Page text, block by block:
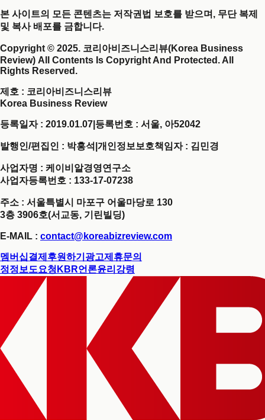
본 사이트의 모든 콘텐츠는 저작권법 보호를 받으며, 무단 복제
및 복사 배포를 금합니다.
Copyright © 2025. 코리아비즈니스리뷰(Korea Business
Review) All Contents Is Copyright And Protected. All
Rights Reserved.
제호 : 코리아비즈니스리뷰
Korea Business Review
등록일자 : 2019.01.07 등록번호 : 서울, 아52042
발행인/편집인 : 박홍석 개인정보보호책임자 : 김민경
사업자명 : 케이비알경영연구소
사업자등록번호 : 133-17-07238
주소 : 서울특별시 마포구 어울마당로 130
3층 3906호(서교동, 기린빌딩)
E-MAIL : contact@koreabizreview.com
멤버십결제 후원하기 광고제휴문의
정정보도요청 KBR언론윤리강령